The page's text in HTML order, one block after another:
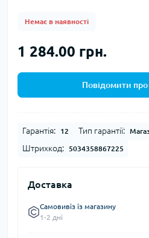
Немає в наявності
1 284.00 грн.
Повідомити про
Гарантія: 12 Тип гарантії:
Штрихкод: 5034358867225
Доставка
Самовивіз із магазину
1-2 дні